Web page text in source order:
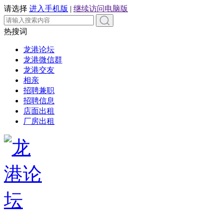
请选择 进入手机版 | 继续访问电脑版
热搜词
龙港论坛
龙港微信群
龙港交友
相亲
招聘兼职
招聘信息
店面出租
厂房出租